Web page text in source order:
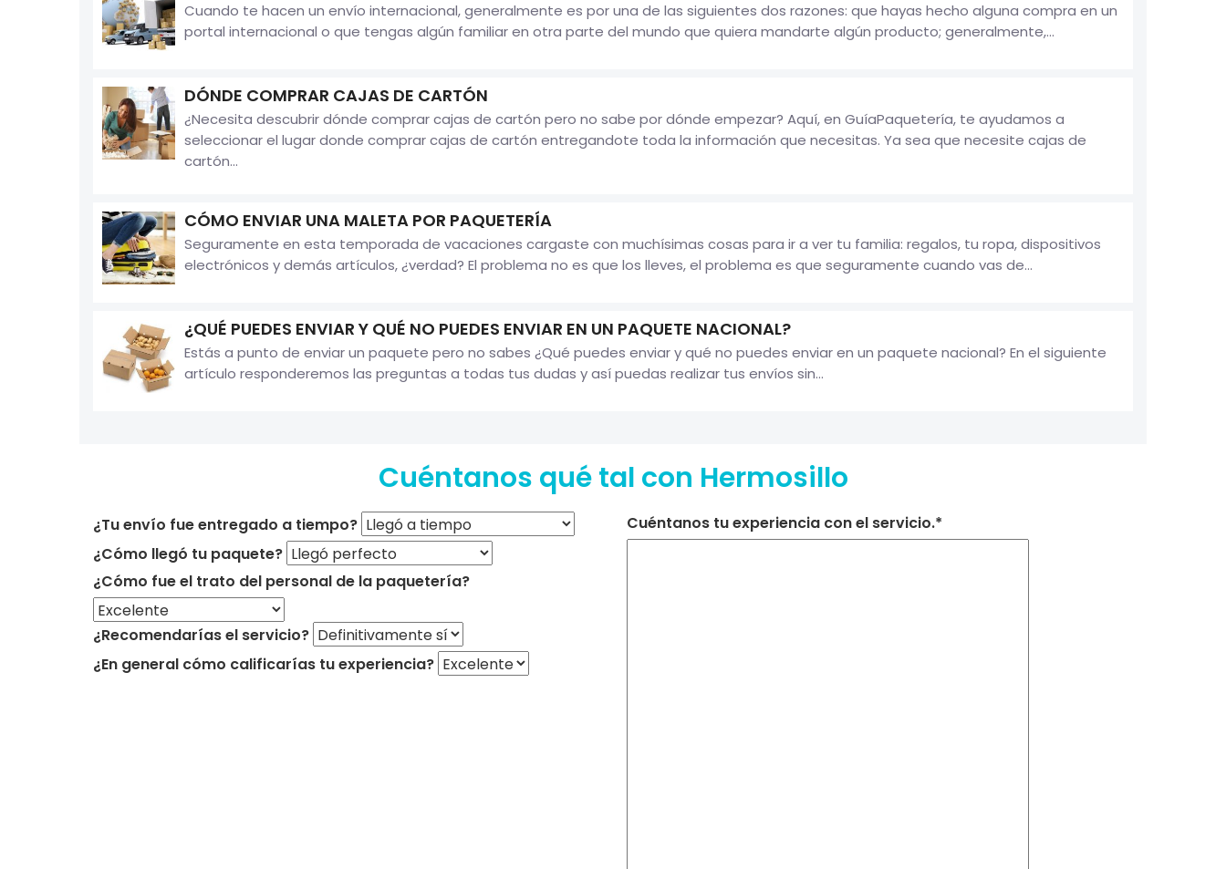
Cuando te hacen un envío internacional, generalmente es por una de las siguientes dos razones: que hayas hecho alguna compra en un
portal internacional o que tengas algún familiar en otra parte del mundo que quiera mandarte algún producto; generalmente,...
DÓNDE COMPRAR CAJAS DE CARTÓN
¿Necesita descubrir dónde comprar cajas de cartón pero no sabe por dónde empezar? Aquí, en GuíaPaquetería, te ayudamos a
seleccionar el lugar donde comprar cajas de cartón entregandote toda la información que necesitas. Ya sea que necesite cajas de
cartón...
CÓMO ENVIAR UNA MALETA POR PAQUETERÍA
Seguramente en esta temporada de vacaciones cargaste con muchísimas cosas para ir a ver tu familia: regalos, tu ropa, dispositivos
electrónicos y demás artículos, ¿verdad? El problema no es que los lleves, el problema es que seguramente cuando vas de...
¿QUÉ PUEDES ENVIAR Y QUÉ NO PUEDES ENVIAR EN UN PAQUETE NACIONAL?
Estás a punto de enviar un paquete pero no sabes ¿Qué puedes enviar y qué no puedes enviar en un paquete nacional? En el siguiente
artículo responderemos las preguntas a todas tus dudas y así puedas realizar tus envíos sin...
Cuéntanos qué tal con Hermosillo
¿Tu envío fue entregado a tiempo?
¿Cómo llegó tu paquete?
¿Cómo fue el trato del personal de la paquetería?
¿Recomendarías el servicio?
¿En general cómo calificarías tu experiencia?
Cuéntanos tu experiencia con el servicio.*